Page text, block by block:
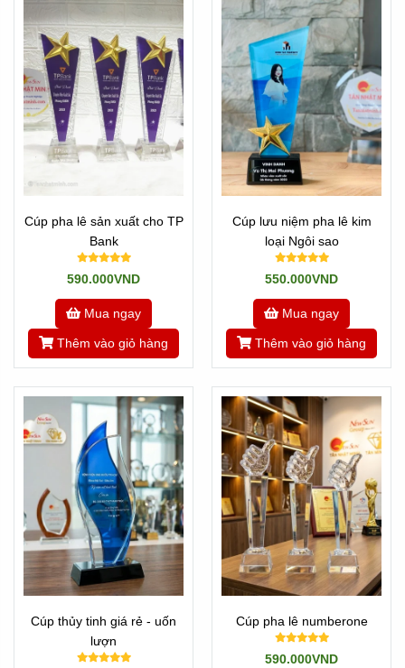
Cúp pha lê sản xuất cho TP
Bank
590.000VND
Mua ngay
Thêm vào giỏ hàng
Cúp lưu niệm pha lê kim
loại Ngôi sao
550.000VND
Mua ngay
Thêm vào giỏ hàng
Cúp thủy tinh giá rẻ - uốn
lượn
Cúp pha lê numberone
590.000VND